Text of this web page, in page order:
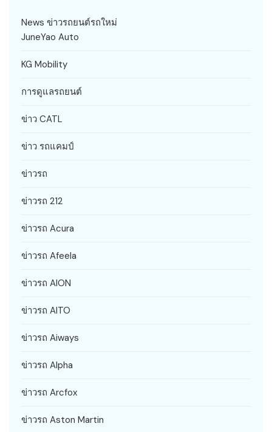
News ข่าวรถยนต์รถใหม่
JuneYao Auto
KG Mobility
การดูแลรถยนต์
ข่าว CATL
ข่าว รถแคมป์
ข่าวรถ
ข่าวรถ 212
ข่าวรถ Acura
ข่าวรถ Afeela
ข่าวรถ AION
ข่าวรถ AITO
ข่าวรถ Aiways
ข่าวรถ Alpha
ข่าวรถ Arcfox
ข่าวรถ Aston Martin